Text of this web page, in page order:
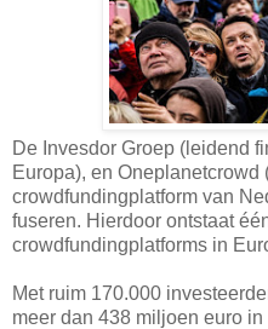
De Invesdor Groep (leidend
Europa), en Oneplanetcrowd
crowdfundingplatform van
fuseren. Hierdoor ontstaat
crowdfundingplatforms in
Met ruim 170.000
meer dan 438 miljoen euro